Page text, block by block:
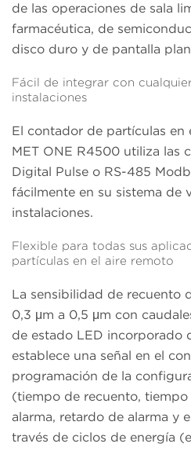
de las operaciones de sala
farmacéutica, de
disco duro y de pantalla
Fácil de integrar con
instalaciones
El contador de partículas en
MET ONE R4500 utiliza las
Digital Pulse o RS-485
fácilmente en su sistema de
instalaciones.
Flexible para todas sus
partículas en el aire remoto
La sensibilidad de recuento
0,3 μm a 0,5 μm con
de estado LED incorporado
establece una señal en el
programación de la
(tiempo de recuento, tiempo
alarma, retardo de alarma y
través de ciclos de energía